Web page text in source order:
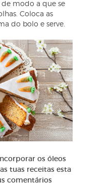
modo a que se
Coloca as
do bolo e serve.
os óleos
tuas receitas esta
comentários